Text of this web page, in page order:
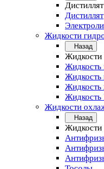
Дистиллят
Жидкости
Назад
Жидкости
Жидкость
Жидкость
Жидкость
Жидкости
Назад